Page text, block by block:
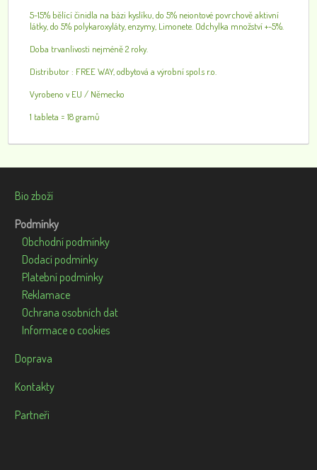
5-15% bělící činidla na bázi kyslíku, do 5% neiontové povrchově aktivní
látky, do 5% polykaroxyláty, enzymy, Limonete. Odchylka množství +-5%.
Doba trvanlivosti nejméně 2 roky.
Distributor : FREE WAY, odbytová a výrobní spol.s r.o.
Vyrobeno v EU / Německo
1 tableta = 18 gramů
Bio zboží
Podmínky
Obchodní podmínky
Dodací podmínky
Platební podmínky
Reklamace
Ochrana osobních dat
Informace o cookies
Doprava
Kontakty
Partneři